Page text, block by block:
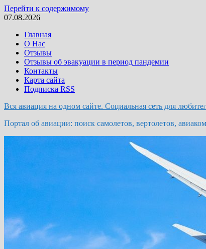
Перейти к содержимому
07.08.2026
Главная
О Нас
Отзывы
Отзывы об эвакуации в период пандемии
Контакты
Карта сайта
Подписка RSS
Вся авиация на одном сайте. Социальная сеть для
Портал об авиации: поиск самолетов, вертолетов,